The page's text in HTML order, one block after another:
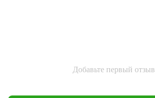
Добавьте первый отзыв